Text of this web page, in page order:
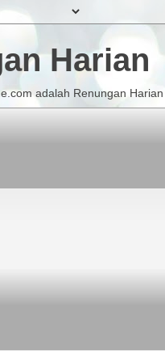
Harian
adalah Renungan